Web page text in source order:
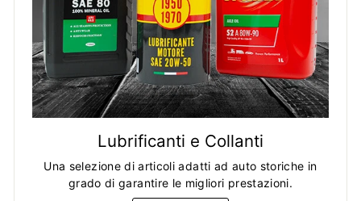
Lubrificanti e Collanti
Una selezione di articoli adatti ad auto storiche in
grado di garantire le migliori prestazioni.